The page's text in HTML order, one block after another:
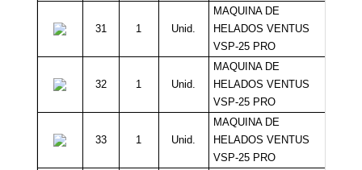
31 1 Unid.
MAQUINA DE
HELADOS VENTUS
VSP-25 PRO
32 1 Unid.
MAQUINA DE
HELADOS VENTUS
VSP-25 PRO
33 1 Unid.
MAQUINA DE
HELADOS VENTUS
VSP-25 PRO